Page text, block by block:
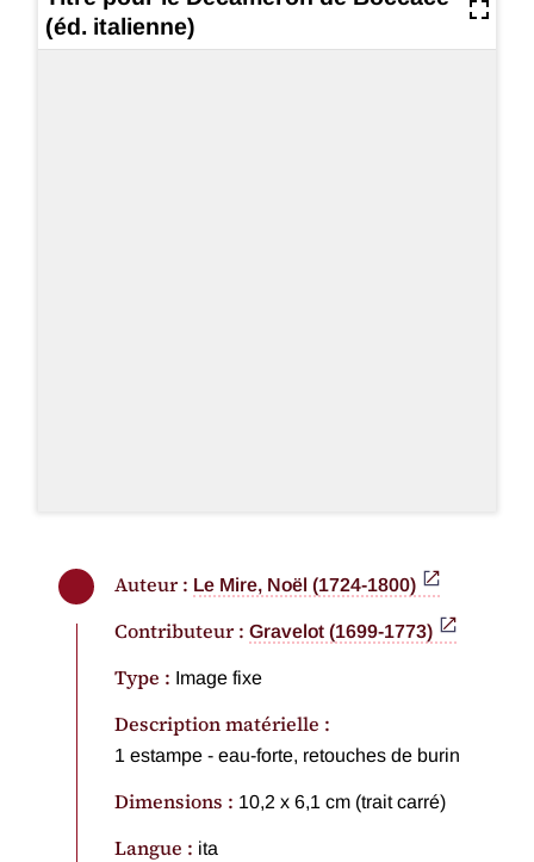
(éd. italienne)
Auteur : Le Mire, Noël (1724-1800)
Contributeur : Gravelot (1699-1773)
Type : Image fixe
Description matérielle :
1 estampe - eau-forte, retouches de burin
Dimensions : 10,2 x 6,1 cm (trait carré)
Langue : ita